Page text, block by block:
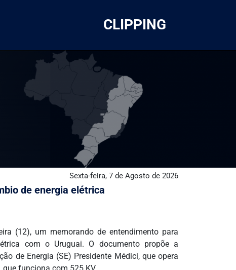
CLIPPING
Sexta-feira, 7 de Agosto de 2026
de energia elétrica
(12), um memorando de entendimento para
com o Uruguai. O documento propõe a
de Energia (SE) Presidente Médici, que opera